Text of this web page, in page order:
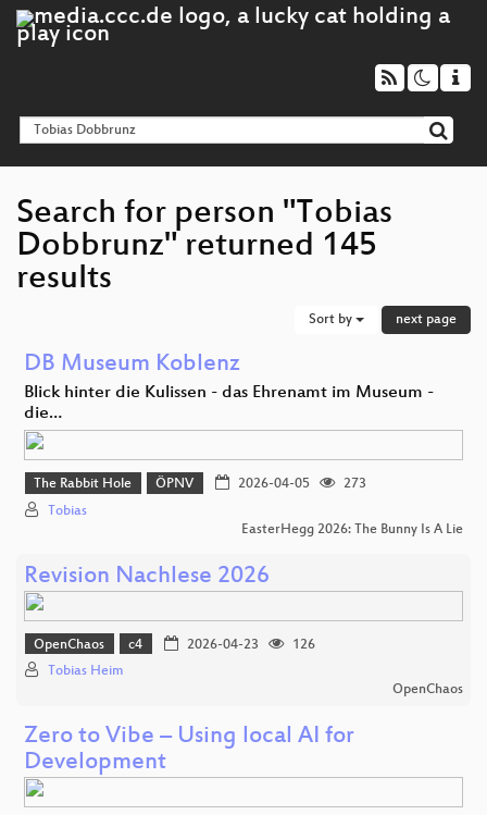
Search for person "Tobias
Dobbrunz" returned 145
results
Sort by next page
DB Museum Koblenz
Blick hinter die Kulissen - das Ehrenamt im Museum -
die…
The Rabbit Hole ÖPNV 2026-04-05
273
Tobias
EasterHegg 2026: The Bunny Is A Lie
Revision Nachlese 2026
OpenChaos c4 2026-04-23
126
Tobias Heim
OpenChaos
Zero to Vibe – Using local AI for
Development